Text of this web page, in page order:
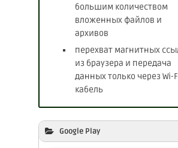
большим количеством
вложенных файлов и
архивов
перехват магнитных
из браузера и передача
данных только через Wi-
кабель
Google Play